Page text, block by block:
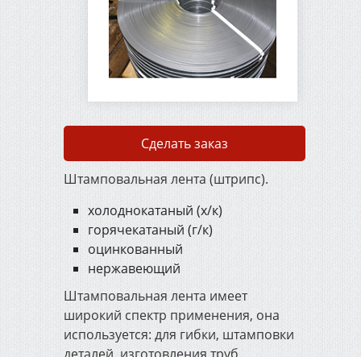
3282-74
Сварочные электроды
Сварочная проволока
ГОСТ 2246-70
Упаковочная
металлическая лента
Металлорежущий и
деревообрабатывающий
инструмент
Штукатурно-малярный
инструмент
Сделать заказ
Штамповальная лента (штрипс).
холоднокатаный (х/к)
горячекатаный (г/к)
оцинкованный
нержавеющий
Штамповальная лента имеет
широкий спектр применения, она
используется: для гибки, штамповки